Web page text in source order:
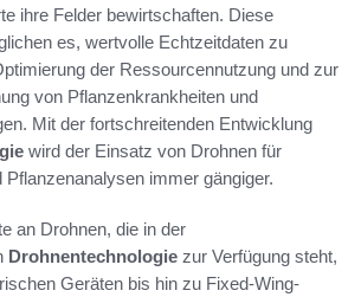
ihre Felder bewirtschaften. Diese
es, wertvolle Echtzeitdaten zu
der Ressourcennutzung und zur
von Pflanzenkrankheiten und
Mit der fortschreitenden Entwicklung
wird der Einsatz von Drohnen für
Pflanzenanalysen immer gängiger.
an Drohnen, die in der
Drohnentechnologie zur Verfügung steht,
Geräten bis hin zu Fixed-Wing-